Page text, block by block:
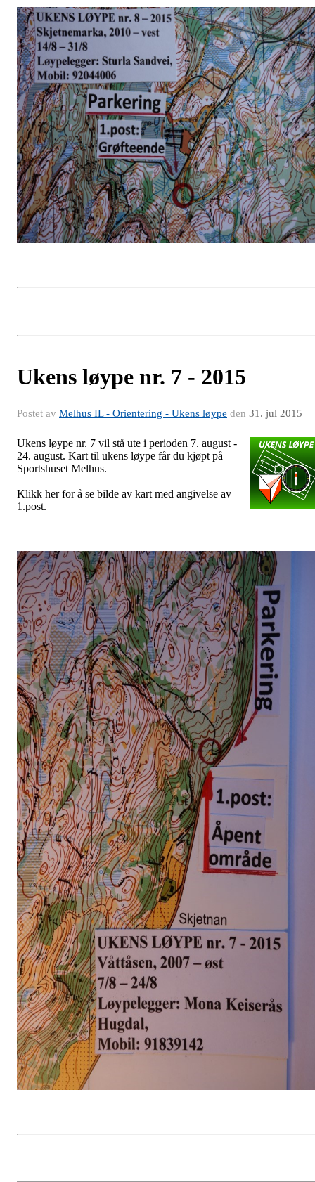
Ukens løype nr. 7 - 2015
Postet av Melhus IL - Orientering - Ukens løype den 31. jul 2015
Ukens løype nr. 7 vil stå ute i perioden 7. august -
24. august. Kart til ukens løype får du kjøpt på
Sportshuset Melhus.
Klikk her for å se bilde av kart med angivelse av
1.post.